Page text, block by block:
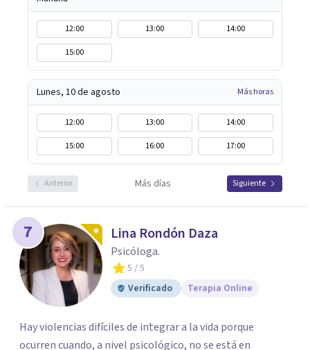
12:00 13:00
14:00
15:00
Lunes, 10 de agosto Más horas
12:00 13:00
14:00
15:00
16:00 17:00
Anterior Más días Siguiente
7 Lina Rondón Daza
Psicóloga.
5 / 5
Verificado
Terapia Online
Hay violencias difíciles de integrar a la vida porque
ocurren cuando, a nivel psicológico, no se está en